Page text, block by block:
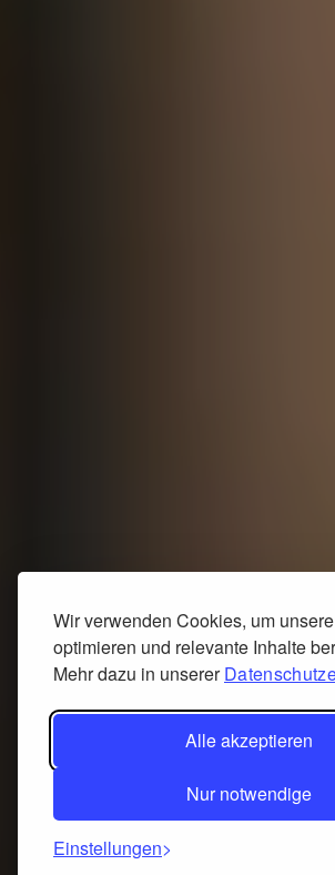
Wir verwenden Cookies, um
optimieren und relevante Inhalte
Mehr dazu in unserer
Alle akzeptieren
Nur notwendige
Einstellungen